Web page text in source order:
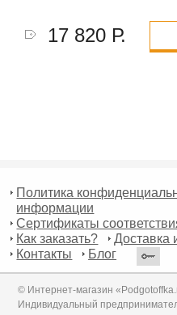
17 820 Р.
Политика
информации
Сертификаты
Как заказать?
Доставка
Контакты
Блог
© Интернет-магазин
Индивидуальный